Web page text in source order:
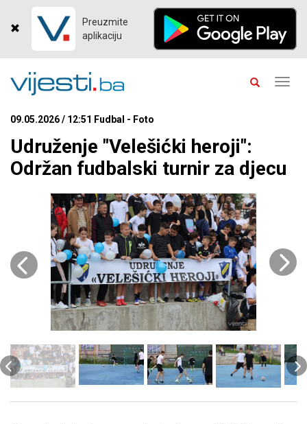
Preuzmite
aplikaciju
09.05.2026 / 12:51 Fudbal - Foto
Udruženje "Velešićki heroji":
Održan fudbalski turnir za djecu